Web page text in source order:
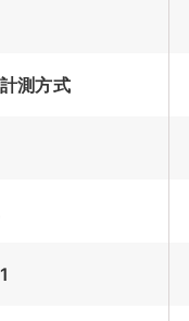
測方式